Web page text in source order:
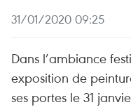
31/01/2020 09:25
Dans l’ambiance
exposition de
ses portes le 31